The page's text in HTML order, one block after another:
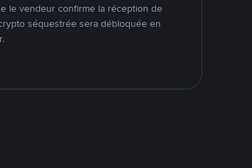
le vendeur confirme la réception de
séquestrée sera débloquée en